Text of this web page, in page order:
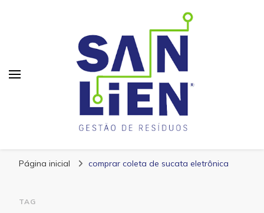
Página inicial comprar coleta de sucata eletrônica
TAG